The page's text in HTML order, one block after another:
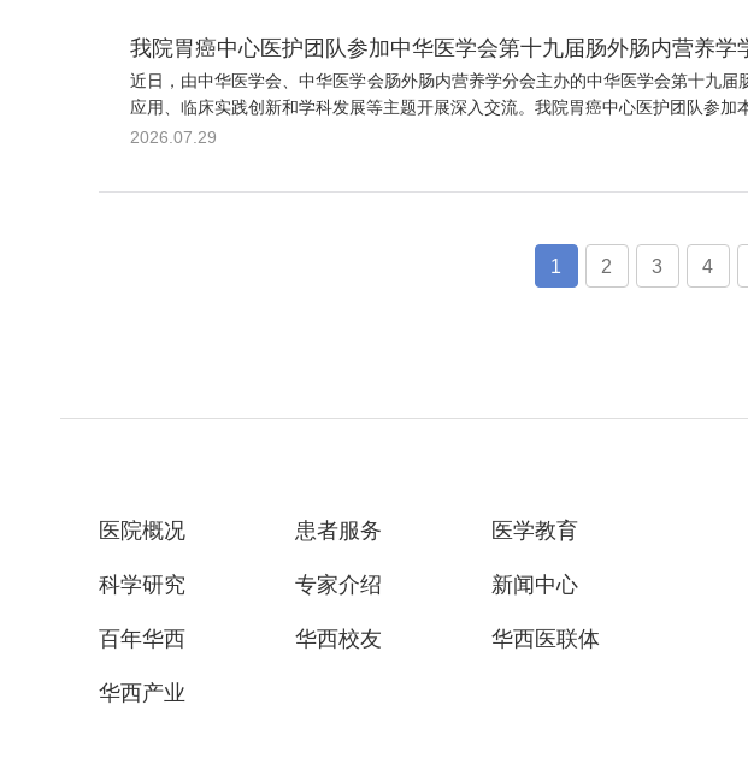
我院胃癌中心医护团队参加中华医学会第十九届肠外肠内营养学
近日，由中华医学会、中华医学会肠外肠内营养学分会主办的中华医学会第十九
应用、临床实践创新和学科发展等主题开展深入交流。我院胃癌中心医护团队参加
2026.07.29
1 2 3 4
医院概况 患者服务 医学教育
科学研究 专家介绍 新闻中心
百年华西 华西校友 华西医联体
华西产业